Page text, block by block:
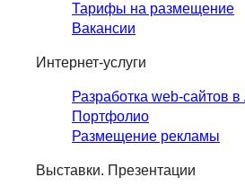
Тарифы на размещение
Вакансии
Интернет-услуги
Разработка web-сайтов
Портфолио
Размещение рекламы
Выставки. Презентации